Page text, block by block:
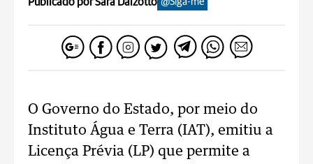
O Governo do Estado, por meio do
Instituto Água e Terra (IAT), emitiu a
Licença Prévia (LP) que permite a